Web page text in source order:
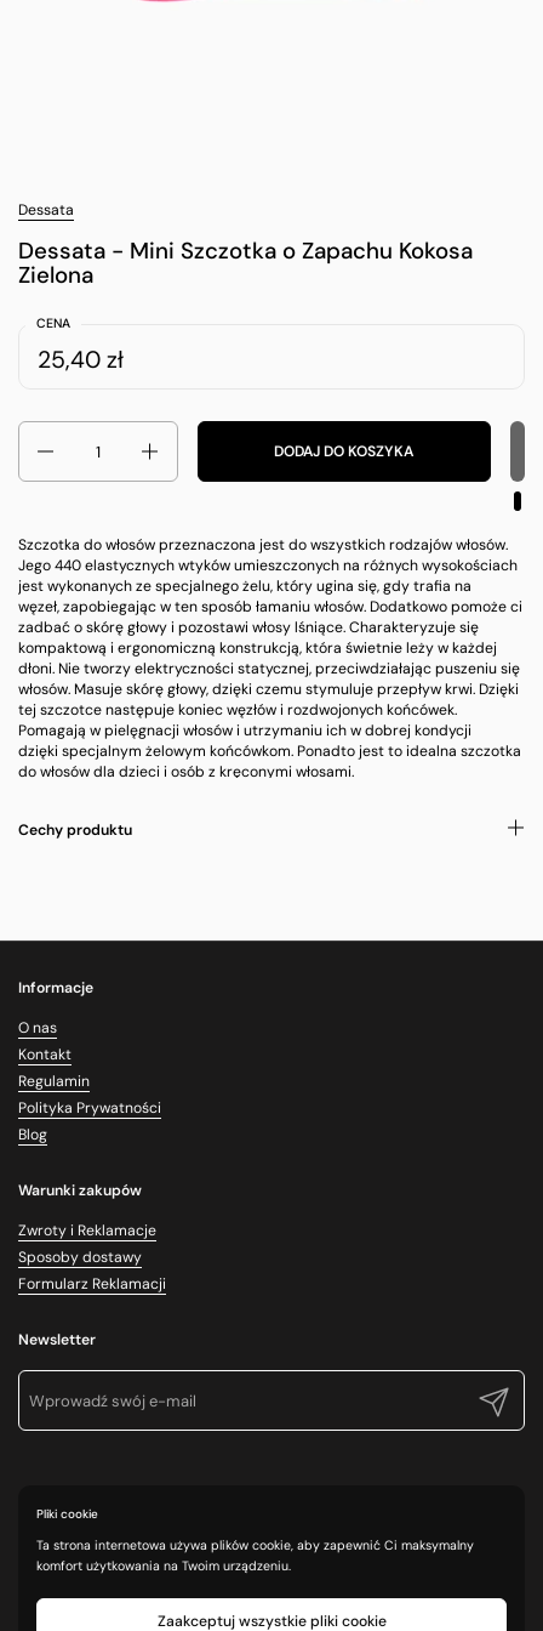
Dessata
Dessata - Mini Szczotka o Zapachu Kokosa
Zielona
CENA
25,40 zł
Ilość
DODAJ DO KOSZYKA
Szczotka do włosów przeznaczona jest do wszystkich rodzajów włosów.
Jego 440 elastycznych wtyków umieszczonych na różnych wysokościach
jest wykonanych ze specjalnego żelu, który ugina się, gdy trafia na
węzeł,zapobiegając w ten sposób łamaniu włosów. Dodatkowo pomoże ci
zadbać o skórę głowy i pozostawi włosy lśniące. Charakteryzuje się
kompaktową i ergonomiczną konstrukcją, która świetnie leży w każdej
dłoni. Nie tworzy elektryczności statycznej, przeciwdziałając puszeniu się
włosów. Masuje skórę głowy, dzięki czemu stymuluje przepływ krwi. Dzięki
tej szczotce następuje koniec węzłów i rozdwojonych końcówek.
Pomagają w pielęgnacji włosów i utrzymaniu ich w dobrej kondycji
dzięki specjalnym żelowym końcówkom. Ponadto jest to idealna szczotka
do włosów dla dzieci i osób z kręconymi włosami.
Cechy produktu
Informacje
O nas
Kontakt
Regulamin
Polityka Prywatności
Blog
Warunki zakupów
Zwroty i Reklamacje
Sposoby dostawy
Formularz Reklamacji
Newsletter
Prześlij
Pliki cookie
Ta strona internetowa używa plików cookie, aby zapewnić Ci maksymalny
komfort użytkowania na Twoim urządzeniu.
Zaakceptuj wszystkie pliki cookie